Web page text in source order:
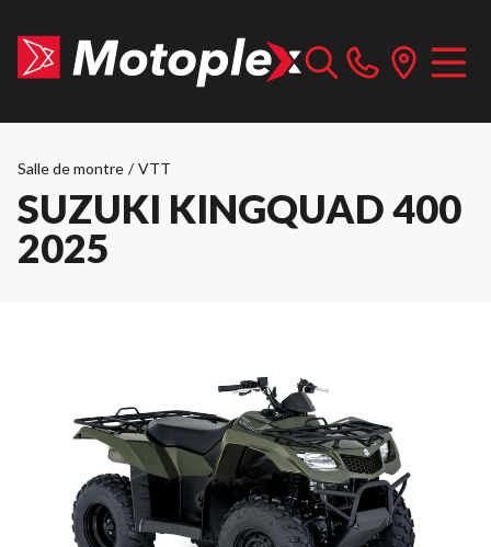
Salle de montre / VTT
SUZUKI KINGQUAD 400
2025